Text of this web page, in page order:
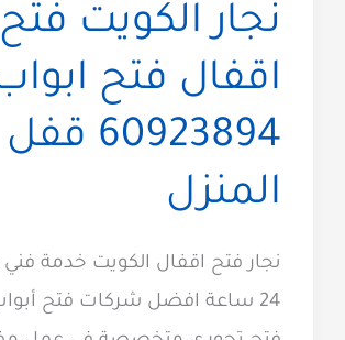
نجار الكويت فتح
اقفال فتح
المنزل
نجار فتح اقفال الكويت خدمة فني
24 ساعة افضل شركات فتح